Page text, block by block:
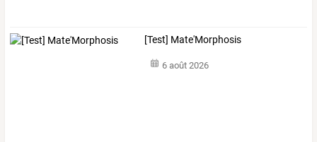
[Test] Mate'Morphosis
6 août 2026